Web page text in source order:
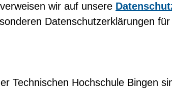
wir auf unsere
Datenschutzerklärungen für
Technischen Hochschule Bingen